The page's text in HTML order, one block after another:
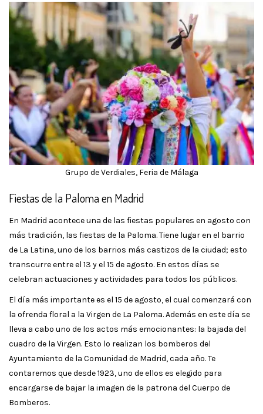
Grupo de Verdiales, Feria de Málaga
Fiestas de la Paloma en Madrid
En Madrid acontece una de las fiestas populares en agosto con
más tradición, las fiestas de la Paloma. Tiene lugar en el barrio
de La Latina, uno de los barrios más castizos de la ciudad; esto
transcurre entre el 13 y el 15 de agosto. En estos días se
celebran actuaciones y actividades para todos los públicos.
El día más importante es el 15 de agosto, el cual comenzará con
la ofrenda floral a la Virgen de La Paloma. Además en este día se
lleva a cabo uno de los actos más emocionantes: la bajada del
cuadro de la Virgen. Esto lo realizan los bomberos del
Ayuntamiento de la Comunidad de Madrid, cada año. Te
contaremos que desde 1923, uno de ellos es elegido para
encargarse de bajar la imagen de la patrona del Cuerpo de
Bomberos.